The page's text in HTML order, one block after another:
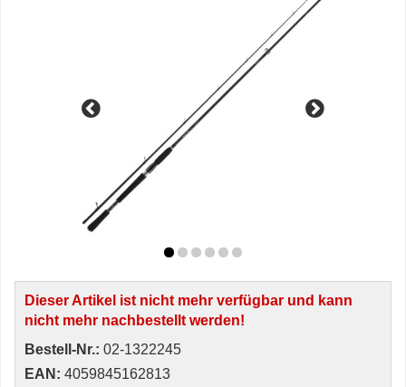
Dieser Artikel ist nicht mehr verfügbar und kann
nicht mehr nachbestellt werden!
Bestell-Nr.: 02-1322245
EAN: 4059845162813